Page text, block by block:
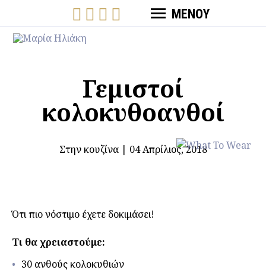
ΜΕΝΟΥ
Γεμιστοί
κολοκυθοανθοί
Στην κουζίνα| 04 Απρίλιος, 2018
Ότι πιο νόστιμο έχετε δοκιμάσει!
Τι θα χρειαστούμε:
30 ανθούς κολοκυθιών